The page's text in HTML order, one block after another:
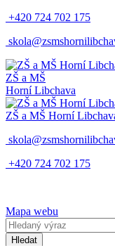
+420 724 702 175
ZŠ a MŠ
Horní Libchava
ZŠ a MŠ Horní
+420 724 702 175
Mapa webu
Hledat